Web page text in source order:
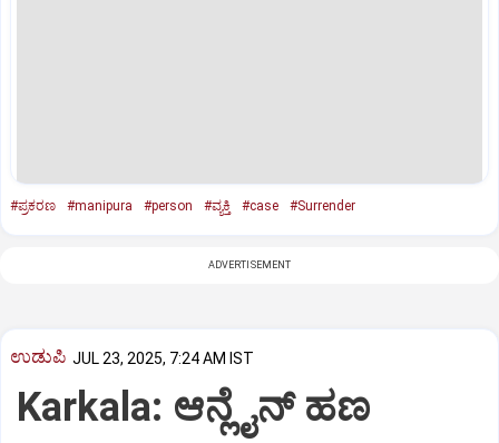
#ಪ್ರಕರಣ #manipura #person #ವ್ಯಕ್ತಿ #case #Surrender
ADVERTISEMENT
ಉಡುಪಿ JUL 23, 2025, 7:24 AM IST
Karkala: ಆನ್ಲೈನ್‌ ಹಣ